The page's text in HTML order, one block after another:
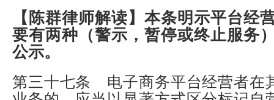
【陈群律师解读】 本条明示平台经
要有两种（警示，暂停或终止服务
公示。
第三十七条 电子商务平台经营者在